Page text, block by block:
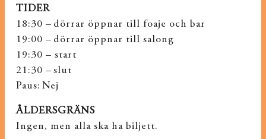
TIDER
18:30 – dörrar öppnar till foaje och bar
19:00 – dörrar öppnar till salong
19:30 – start
21:30 – slut
Paus: Nej
ÅLDERSGRÄNS
Ingen, men alla ska ha biljett.